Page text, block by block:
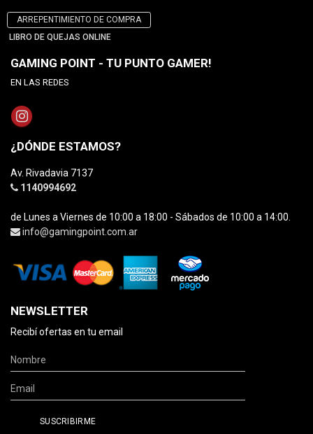
ARREPENTIMIENTO DE COMPRA
LIBRO DE QUEJAS ONLINE
GAMING POINT - TU PUNTO GAMER!
EN LAS REDES
¿DÓNDE ESTAMOS?
Av. Rivadavia 7137
1140994692
de Lunes a Viernes de 10:00 a 18:00 - Sábados de 10:00 a 14:00.
info@gamingpoint.com.ar
NEWSLETTER
Recibí ofertas en tu email